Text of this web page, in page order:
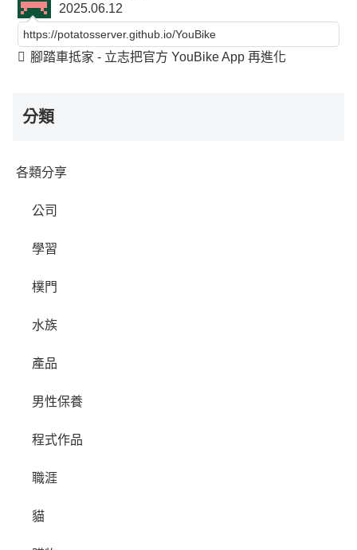
2025.06.12
https://potatosserver.github.io/YouBike
腳踏車抵家 - 立志把官方 YouBike App 再進化
分類
各類分享
公司
學習
樸門
水族
產品
男性保養
程式作品
職涯
貓